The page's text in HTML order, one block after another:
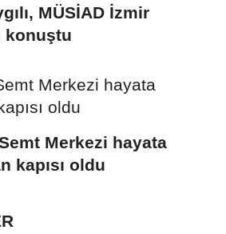
MÜSİAD İzmir
konuştu
Merkezi hayata
kapısı oldu